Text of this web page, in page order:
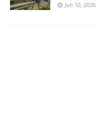
Juli 10, 2026